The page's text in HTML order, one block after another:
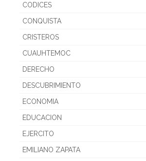
CODICES
CONQUISTA
CRISTEROS
CUAUHTEMOC
DERECHO
DESCUBRIMIENTO
ECONOMIA
EDUCACION
EJERCITO
EMILIANO ZAPATA